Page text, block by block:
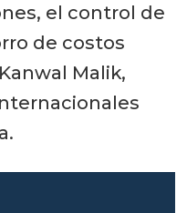
el control de
de costos
Malik,